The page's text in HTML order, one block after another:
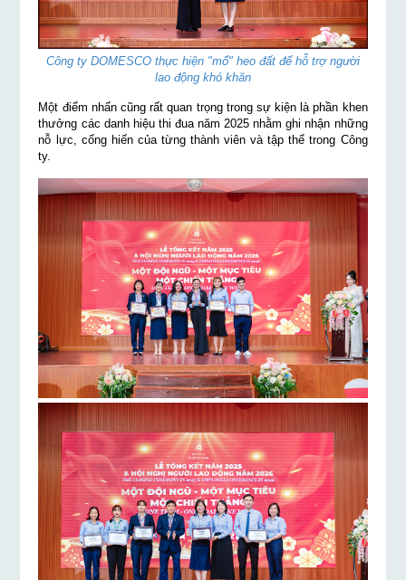
Công ty DOMESCO thực hiện "mổ" heo đất để hỗ trợ người
lao động khó khăn
Một điểm nhấn cũng rất quan trọng trong sự kiện là phần khen
thưởng các danh hiệu thi đua năm 2025 nhằm ghi nhận những
nỗ lực, cống hiến của từng thành viên và tập thể trong Công
ty.